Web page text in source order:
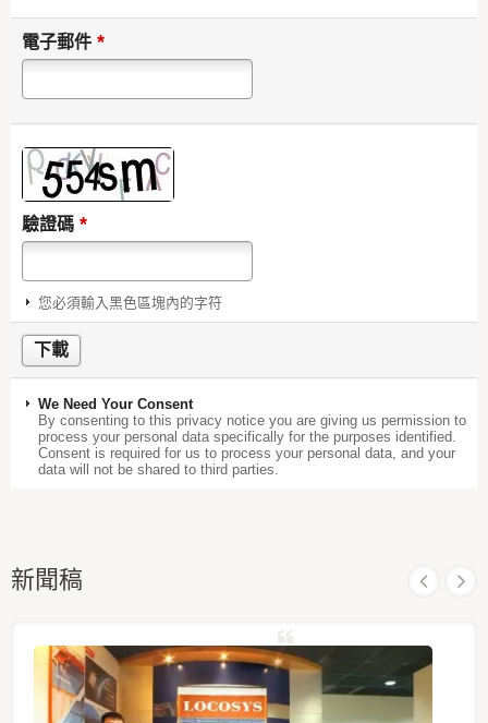
電子郵件 *
驗證碼 *
您必須輸入黑色區塊內的字符
We Need Your Consent
By consenting to this privacy notice you are giving us permission to
process your personal data specifically for the purposes identified.
Consent is required for us to process your personal data, and your
data will not be shared to third parties.
新聞稿